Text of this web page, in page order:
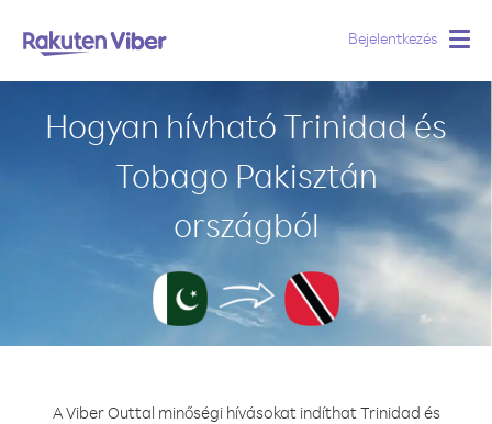
Bejelentkezés
Hogyan hívható Trinidad és
Tobago Pakisztán
országból
A Viber Outtal minőségi hívásokat indíthat Trinidad és